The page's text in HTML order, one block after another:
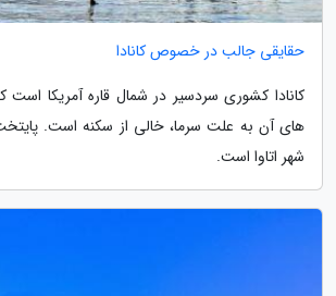
حقایقی جالب در خصوص کانادا
کانادا کشوری سردسیر در شمال قاره آمریکا
های آن به علت سرما، خالی از سکنه است.
شهر اتاوا است.